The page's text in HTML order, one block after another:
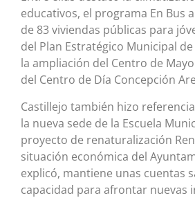
educativos, el programa En Bus
de 83 viviendas públicas para
del Plan Estratégico Municipal
la ampliación del Centro de
del Centro de Día Concepción
Castillejo también hizo
la nueva sede de la Escuela
proyecto de renaturalización
situación económica del
explicó, mantiene unas cuentas
capacidad para afrontar nuevas